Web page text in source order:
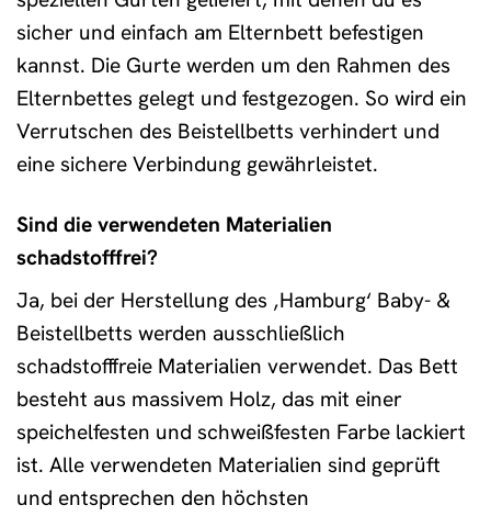
sicher und einfach am Elternbett befestigen
kannst. Die Gurte werden um den Rahmen des
Elternbettes gelegt und festgezogen. So wird ein
Verrutschen des Beistellbetts verhindert und
eine sichere Verbindung gewährleistet.
Sind die verwendeten Materialien
schadstofffrei?
Ja, bei der Herstellung des ‚Hamburg‘ Baby- &
Beistellbetts werden ausschließlich
schadstofffreie Materialien verwendet. Das Bett
besteht aus massivem Holz, das mit einer
speichelfesten und schweißfesten Farbe lackiert
ist. Alle verwendeten Materialien sind geprüft
und entsprechen den höchsten